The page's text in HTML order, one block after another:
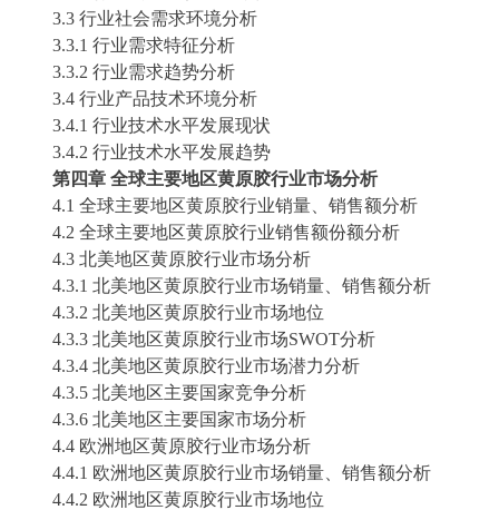
3.3 行业社会需求环境分析
3.3.1 行业需求特征分析
3.3.2 行业需求趋势分析
3.4 行业产品技术环境分析
3.4.1 行业技术水平发展现状
3.4.2 行业技术水平发展趋势
第四章 全球主要地区黄原胶行业市场分析
4.1 全球主要地区黄原胶行业销量、销售额分析
4.2 全球主要地区黄原胶行业销售额份额分析
4.3 北美地区黄原胶行业市场分析
4.3.1 北美地区黄原胶行业市场销量、销售额分析
4.3.2 北美地区黄原胶行业市场地位
4.3.3 北美地区黄原胶行业市场SWOT分析
4.3.4 北美地区黄原胶行业市场潜力分析
4.3.5 北美地区主要国家竞争分析
4.3.6 北美地区主要国家市场分析
4.4 欧洲地区黄原胶行业市场分析
4.4.1 欧洲地区黄原胶行业市场销量、销售额分析
4.4.2 欧洲地区黄原胶行业市场地位